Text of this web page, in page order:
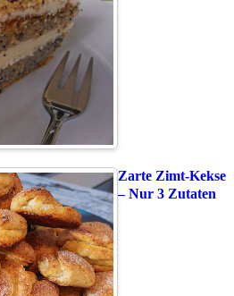
Zarte Zimt-Kekse
– Nur 3 Zutaten